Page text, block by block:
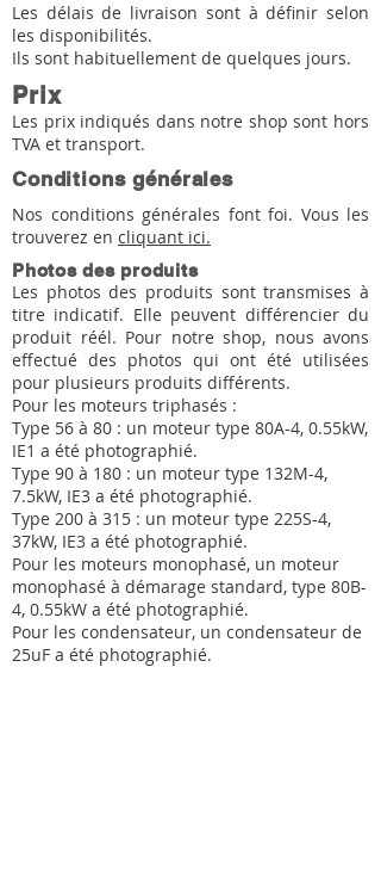
Les délais de livraison sont à définir selon
les disponibilités.
Ils sont habituellement de quelques jours.
Prix
Les prix indiqués dans notre shop sont hors
TVA et transport.
Conditions générales
Nos conditions générales font foi. Vous les
trouverez en cliquant ici.
Photos des produits
Les photos des produits sont transmises à
titre indicatif. Elle peuvent différencier du
produit réél. Pour notre shop, nous avons
effectué des photos qui ont été utilisées
pour plusieurs produits différents.
Pour les moteurs triphasés :
Type 56 à 80 : un moteur type 80A-4, 0.55kW,
IE1 a été photographié.
Type 90 à 180 : un moteur type 132M-4,
7.5kW, IE3 a été photographié.
Type 200 à 315 : un moteur type 225S-4,
37kW, IE3 a été photographié.
Pour les moteurs monophasé, un moteur
monophasé à démarage standard, type 80B-
4, 0.55kW a été photographié.
Pour les condensateur, un condensateur de
25uF a été photographié.